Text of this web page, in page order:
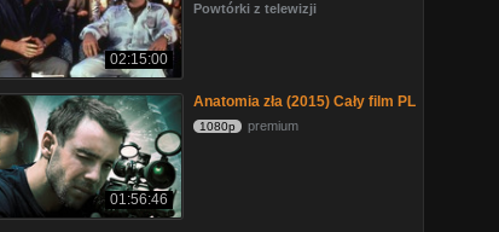
02:15:00
Powtórki z telewizji
01:56:46
Anatomia zła (2015) Cały film PL
1080p premium